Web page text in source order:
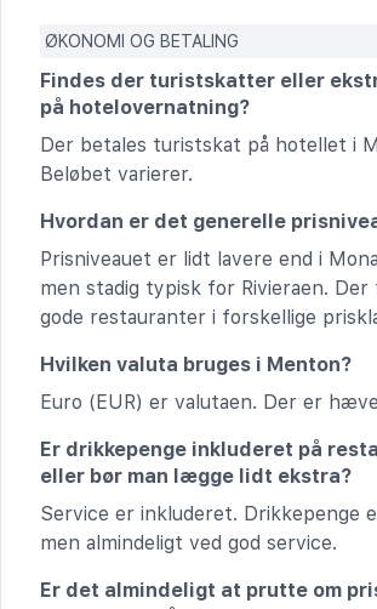
ØKONOMI OG BETALING
Findes der turistskatter eller
på hotelovernatning?
Der betales turistskat på hotellet i
Beløbet varierer.
Hvordan er det generelle
Prisniveauet er lidt lavere end i
men stadig typisk for Rivieraen. Der
gode restauranter i forskellige
Hvilken valuta bruges i Menton?
Euro (EUR) er valutaen. Der er
Er drikkepenge inkluderet på
eller bør man lægge lidt ekstra?
Service er inkluderet. Drikkepenge
men almindeligt ved god service.
Er det almindeligt at prutte om